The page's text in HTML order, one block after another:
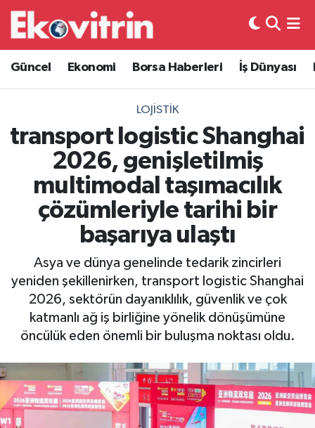
Güncel Ekonomi Borsa Haberleri İş Dünyası
LOJISTIK
transport logistic Shanghai
2026, genişletilmiş
multimodal taşımacılık
çözümleriyle tarihi bir
başarıya ulaştı
Asya ve dünya genelinde tedarik zincirleri
yeniden şekillenirken, transport logistic Shanghai
2026, sektörün dayanıklılık, güvenlik ve çok
katmanlı ağ iş birliğine yönelik dönüşümüne
öncülük eden önemli bir buluşma noktası oldu.
Güncel
Ekonomi
Borsa Haberleri
İş Dünyası
Lojistik
Otovitrin
Asayiş
Magazin
Gayrimenkul
Eğitim
Hava Durumu
Trafik Durumu
Süper Lig Puan Durumu ve Fikstür
Tüm Manşetler
Son Dakika Haberleri
Haber Arşivi